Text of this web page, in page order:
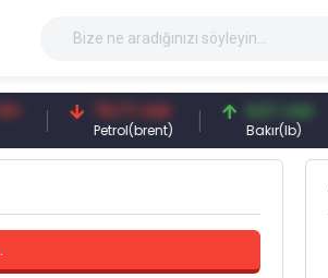
79,77 USD
Petrol(brent)
6,67 USD
Bakır(lb)